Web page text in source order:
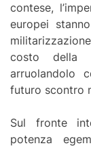
contese,
europei
costo della
arruolandolo
futuro scontro
Sul fronte
potenza